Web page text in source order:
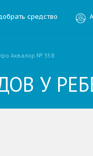
средство
Аквалор № 358
У